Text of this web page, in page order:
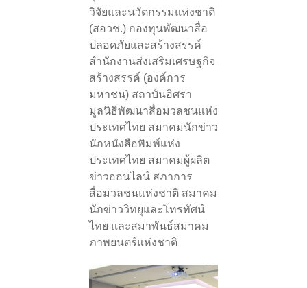
วิจัยและนวัตกรรมแห่งชาติ
(สอวช.) กองทุนพัฒนาสื่อ
ปลอดภัยและสร้างสรรค์
สำนักงานส่งเสริมเศรษฐกิจ
สร้างสรรค์ (องค์การ
มหาชน) สถาบันอิศรา
มูลนิธิพัฒนาสื่อมวลชนแห่ง
ประเทศไทย สมาคมนักข่าว
นักหนังสือพิมพ์แห่ง
ประเทศไทย สมาคมผู้ผลิต
ข่าวออนไลน์ สภาการ
สื่อมวลชนแห่งชาติ สมาคม
นักข่าววิทยุและโทรทัศน์
ไทย และสมาพันธ์สมาคม
ภาพยนตร์แห่งชาติ